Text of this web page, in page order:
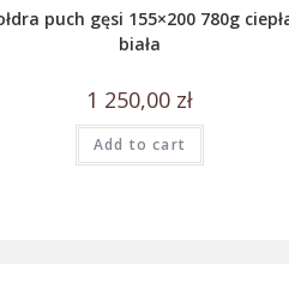
puch gęsi 155×200 780g
biała
1 250,00 zł
Add to cart